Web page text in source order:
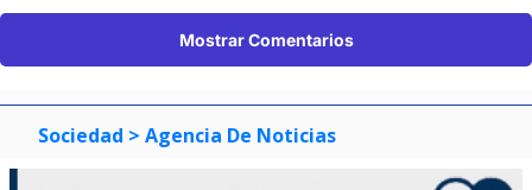
Mostrar Comentarios
Sociedad > Agencia De Noticias